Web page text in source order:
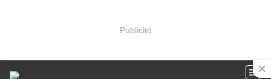
Publicité